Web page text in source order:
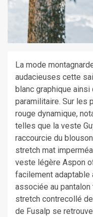
La mode
audacieuses cette
blanc graphique
paramilitaire. Sur les
rouge dynamique,
telles que la veste
raccourcie du
stretch mat
veste légère Aspon
facilement adaptable
associée au pantalon
stretch contrecollé
de Fusalp se